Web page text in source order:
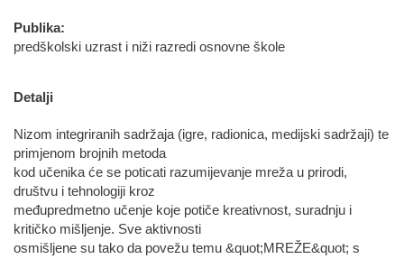
Publika:
predškolski uzrast i niži razredi osnovne škole
Detalji
Nizom integriranih sadržaja (igre, radionica, medijski sadržaji) te
primjenom brojnih metoda
kod učenika će se poticati razumijevanje mreža u prirodi,
društvu i tehnologiji kroz
međupredmetno učenje koje potiče kreativnost, suradnju i
kritičko mišljenje. Sve aktivnosti
osmišljene su tako da povežu temu &quot;MREŽE&quot; s